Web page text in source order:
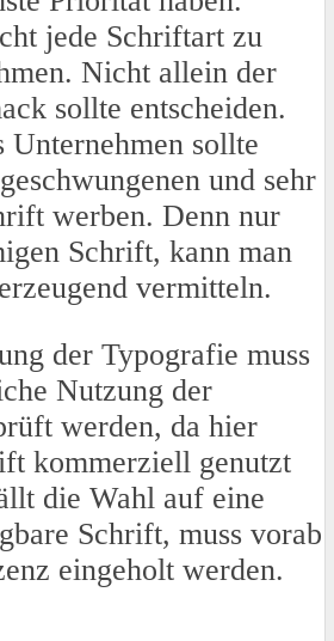
jede Schriftart zu
Nicht allein der
sollte entscheiden.
Unternehmen sollte
und sehr
werben. Denn nur
Schrift, kann man
vermitteln.
der Typografie muss
Nutzung der
werden, da hier
kommerziell genutzt
die Wahl auf eine
Schrift, muss vorab
eingeholt werden.